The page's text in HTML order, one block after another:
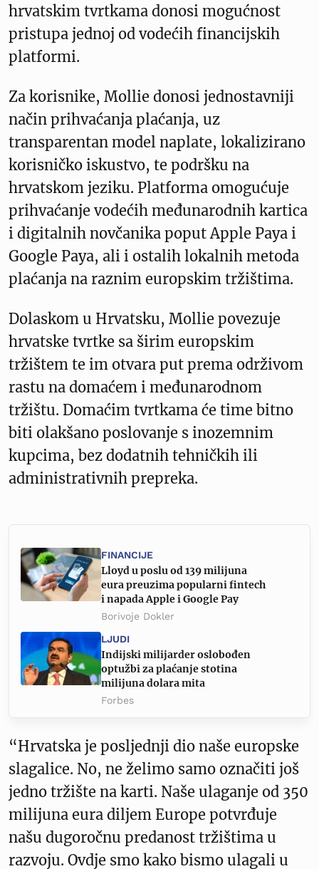
hrvatskim tvrtkama donosi mogućnost
pristupa jednoj od vodećih financijskih
platformi.
Za korisnike, Mollie donosi jednostavniji
način prihvaćanja plaćanja, uz
transparentan model naplate, lokalizirano
korisničko iskustvo, te podršku na
hrvatskom jeziku. Platforma omogućuje
prihvaćanje vodećih međunarodnih kartica
i digitalnih novčanika poput Apple Paya i
Google Paya, ali i ostalih lokalnih metoda
plaćanja na raznim europskim tržištima.
Dolaskom u Hrvatsku, Mollie povezuje
hrvatske tvrtke sa širim europskim
tržištem te im otvara put prema održivom
rastu na domaćem i međunarodnom
tržištu. Domaćim tvrtkama će time bitno
biti olakšano poslovanje s inozemnim
kupcima, bez dodatnih tehničkih ili
administrativnih prepreka.
FINANCIJE
Lloyd u poslu od 139 milijuna
eura preuzima popularni fintech
i napada Apple i Google Pay
Borivoje Dokler
LJUDI
Indijski milijarder oslobođen
optužbi za plaćanje stotina
milijuna dolara mita
Forbes
“Hrvatska je posljednji dio naše europske
slagalice. No, ne želimo samo označiti još
jedno tržište na karti. Naše ulaganje od 350
milijuna eura diljem Europe potvrđuje
našu dugoročnu predanost tržištima u
razvoju. Ovdje smo kako bismo ulagali u